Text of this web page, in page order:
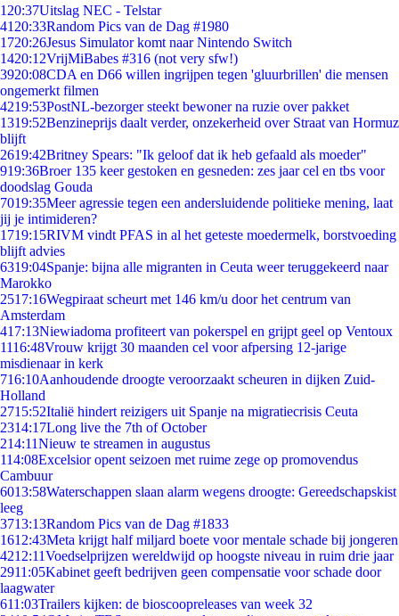
1 20:37Uitslag NEC - Telstar
41 20:33Random Pics van de Dag #1980
1720:26Jesus Simulator komt naar Nintendo Switch
1420:12VrijMiBabes #316 (not very sfw!)
3920:08CDA en D66 willen ingrijpen tegen 'gluurbrillen' die mensen
ongemerkt filmen
4219:53PostNL-bezorger steekt bewoner na ruzie over pakket
1319:52Benzineprijs daalt verder, onzekerheid over Straat van Hormuz
blijft
2619:42Britney Spears: "Ik geloof dat ik heb gefaald als moeder"
919:36Broer 135 keer gestoken en gesneden: zes jaar cel en tbs voor
doodslag Gouda
7019:35Meer agressie tegen een andersluidende politieke mening, laat
jij je intimideren?
1719:15RIVM vindt PFAS in al het geteste moedermelk, borstvoeding
blijft advies
6319:04Spanje: bijna alle migranten in Ceuta weer teruggekeerd naar
Marokko
2517:16Wegpiraat scheurt met 146 km/u door het centrum van
Amsterdam
417:13Niewiadoma profiteert van pokerspel en grijpt geel op Ventoux
1116:48Vrouw krijgt 30 maanden cel voor afpersing 12-jarige
misdienaar in kerk
716:10Aanhoudende droogte veroorzaakt scheuren in dijken Zuid-
Holland
2715:52Italië hindert reizigers uit Spanje na migratiecrisis Ceuta
2314:17Long live the 7th of October
214:11Nieuw te streamen in augustus
114:08Excelsior opent seizoen met ruime zege op promovendus
Cambuur
6013:58Waterschappen slaan alarm wegens droogte: Gereedschapskist
leeg
3713:13Random Pics van de Dag #1833
1612:43Meta krijgt half miljard boete voor mentale schade bij jongeren
4212:11Voedselprijzen wereldwijd op hoogste niveau in ruim drie jaar
2911:05Kabinet geeft bedrijven geen compensatie voor schade door
laagwater
611:03Trailers kijken: de bioscoopreleases van week 32